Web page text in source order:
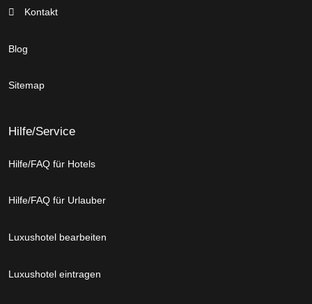
Kontakt
Blog
Sitemap
Hilfe/Service
Hilfe/FAQ für Hotels
Hilfe/FAQ für Urlauber
Luxushotel bearbeiten
Luxushotel eintragen